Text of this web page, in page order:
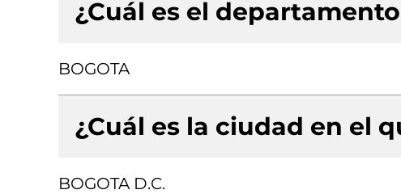
¿Cuál es el
BOGOTA
¿Cuál es la ciudad en el
BOGOTA D.C.